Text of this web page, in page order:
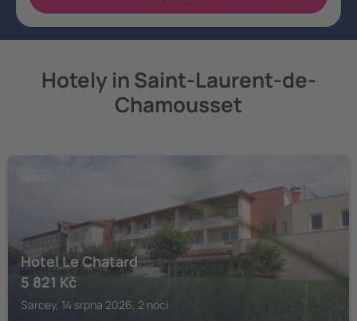
Hotely in Saint-Laurent-de-
Chamousset
Hotel Le Chatard
5 821 Kč
Sarcey, 14 srpna 2026, 2 noci